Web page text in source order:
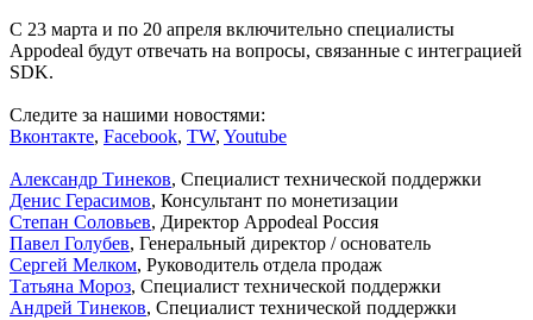
С 23 марта и по 20 апреля включительно специалисты
Appodeal будут отвечать на вопросы, связанные с интеграцией
SDK.
Следите за нашими новостями:
Вконтакте, Facebook, TW, Youtube
Александр Тинеков, Специалист технической поддержки
Денис Герасимов, Консультант по монетизации
Степан Соловьев, Директор Appodeal Россия
Павел Голубев, Генеральный директор / основатель
Сергей Мелком, Руководитель отдела продаж
Татьяна Мороз, Специалист технической поддержки
Андрей Тинеков, Специалист технической поддержки